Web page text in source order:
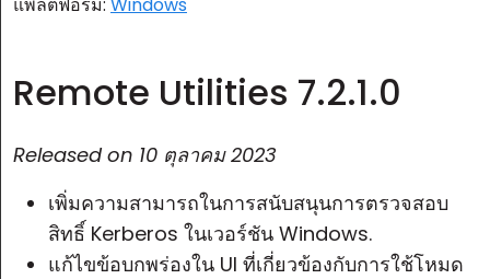
Remote Utilities 7.2.1.0
Released on 10 ตุลาคม 2023
เพิ่มความสามารถในการสนับสนุนการตรวจสอบ
สิทธิ์ Kerberos ในเวอร์ชัน Windows.
แก้ไขข้อบกพร่องใน UI ที่เกี่ยวข้องกับการใช้โหมด